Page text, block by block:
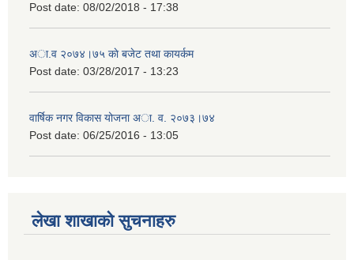
Post date: 08/02/2018 - 17:38
अा.व २०७४।७५ काे बजेट तथा कायर्कम
Post date: 03/28/2017 - 13:23
वार्षिक नगर विकास योजना अा. व. २०७३।७४
Post date: 06/25/2016 - 13:05
लेखा शाखाको सुचनाहरु